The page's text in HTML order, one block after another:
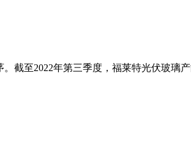
至2022年第三季度，福莱特光伏玻璃